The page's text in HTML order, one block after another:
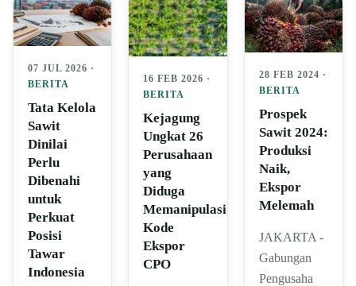
07 JUL 2026 ·
BERITA
Tata Kelola
Sawit
Dinilai
Perlu
Dibenahi
untuk
Perkuat
Posisi
Tawar
Indonesia
16 FEB 2026 ·
BERITA
Kejagung
Ungkat 26
Perusahaan
yang
Diduga
Memanipulasi
Kode
Ekspor
CPO
28 FEB 2024 ·
BERITA
Prospek
Sawit 2024:
Produksi
Naik,
Ekspor
Melemah
JAKARTA -
Gabungan
Pengusaha